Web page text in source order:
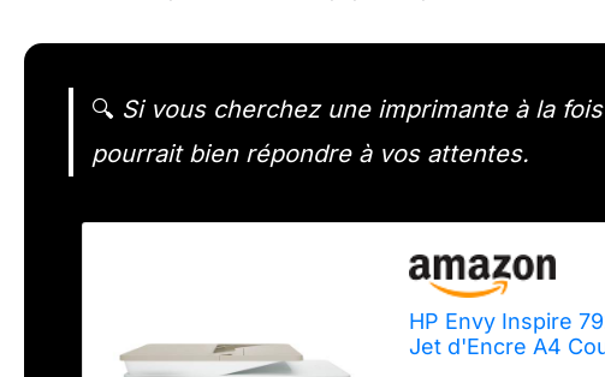
🔍 Si vous cherchez une imprimante à la
pourrait bien répondre à vos attentes.
HP Envy Inspire
Jet d'Encre A4